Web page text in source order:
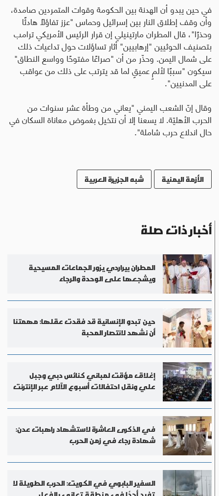
في حين يبدو أن الهدنة بين الحكومة وقوات المتمردين صامدة،
وأن وقف إطلاق النار بين إسرائيل وحماس "عزز تفاؤلًا هادئًا
وحذرًا"، قال المطران مارتينيلي إن قرار الرئيس الأمريكي ترامب
بتصنيف الحوثيين "إرهابيين" أثار تساؤلات حول تداعيات ذلك
على شمال اليمن. وحذّر من أن "صراعًا مفتوحًا وواسع النطاق"
سيكون "سببًا لألمٍ عميقٍ لما قد يترتب على ذلك من عواقب
على المدنيين".
وقال إنّ الشعب اليمني "يعاني من وطأة عشر سنوات من
الحرب الأهليّة. لا يسعنا إلا أن نتخيل بغموض معاناة السكان في
حال اندلاع حرب شاملة".
الأزمة اليمنية شبه الجزيرة العربية
أخبار ذات صلة
المطران بيراردي يزور الجماعات المسيحية
ويشجعها على الوحدة والرجاء
حين تبدو الإنسانية قد فقدت عقلها: مهمتنا
أن نشهد لانتصار المحبة
إغلاق مؤقت لمباني كنائس دبي وجبل
علي ونقل احتفالات أسبوع الآلام عبر الإنترنت
في الذكرى العاشرة لاستشهاد راهبات عدن:
شهادة رجاء في زمن الحرب
السفير البابوي في الكويت: الحرب الطويلة لا